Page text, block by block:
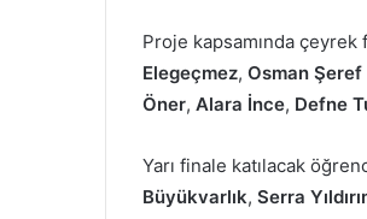
Proje kapsamında
Elegeçmez, Osman
Öner, Alara İnce, Defne
Yarı finale katılacak
Büyükvarlık, Serra